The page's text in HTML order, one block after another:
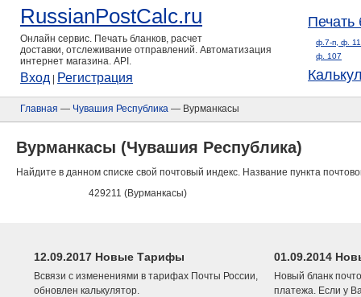
RussianPostCalc.ru
Онлайн сервис. Печать бланков, расчет
доставки, отслеживание отправлений. Автоматизация
интернет магазина. API.
Вход Регистрация
Печать
ф.7-п, ф.
ф. 107
Главная — Чувашия Республика — Вурманкасы
Вурманкасы (Чувашия Республика)
Найдите в данном списке свой почтовый индекс. Название пункта
429211 (Вурманкасы)
12.09.2017 Новые Тарифы
Всвязи с изменениями в тарифах Почты России,
обновлен калькулятор.
01.09.2014
Новый бланк
платежа. Если у